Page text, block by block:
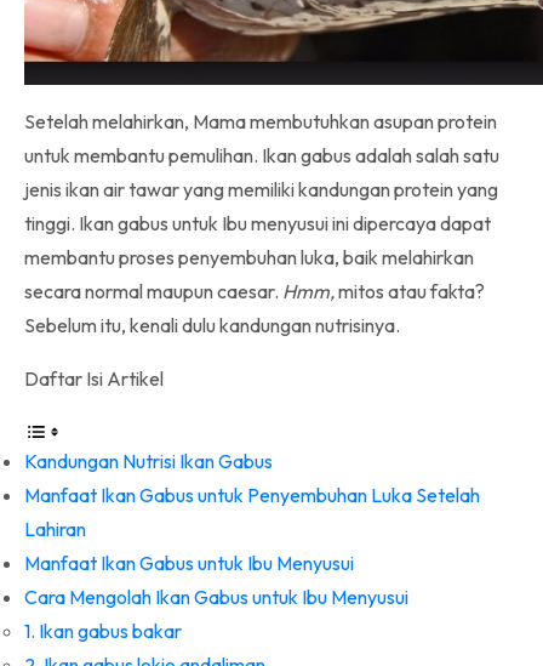
Setelah melahirkan, Mama membutuhkan asupan protein
untuk membantu pemulihan. Ikan gabus adalah salah satu
jenis ikan air tawar yang memiliki kandungan protein yang
tinggi. Ikan gabus untuk Ibu menyusui ini dipercaya dapat
membantu proses penyembuhan luka, baik melahirkan
secara normal maupun caesar. Hmm,mitos atau fakta?
Sebelum itu, kenali dulu kandungan nutrisinya.
Daftar Isi Artikel
Kandungan Nutrisi Ikan Gabus
Manfaat Ikan Gabus untuk Penyembuhan Luka Setelah
Lahiran
Manfaat Ikan Gabus untuk Ibu Menyusui
Cara Mengolah Ikan Gabus untuk Ibu Menyusui
1. Ikan gabus bakar